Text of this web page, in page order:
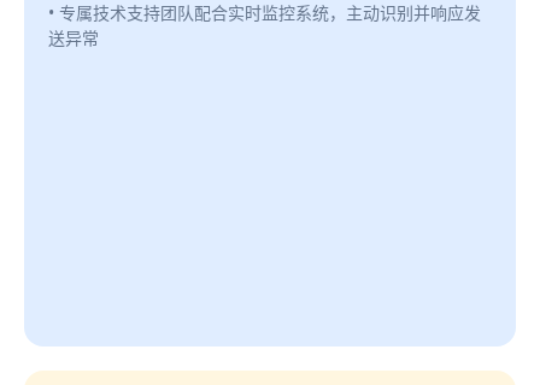
• 专属技术支持团队配合实时监控系统，主动识别并响应发
送异常